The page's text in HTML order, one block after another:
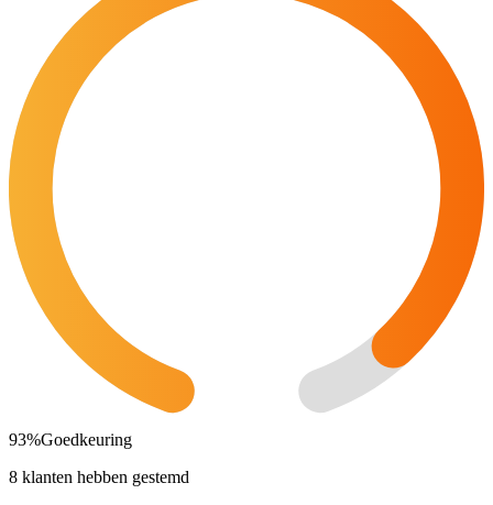
93%Goedkeuring
8 klanten hebben gestemd